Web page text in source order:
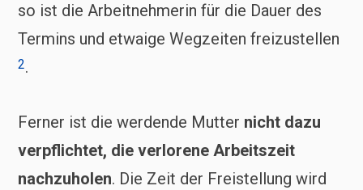
so ist die Arbeitnehmerin für die Dauer des
Termins und etwaige Wegzeiten freizustellen
2.
Ferner ist die werdende Mutter nicht dazu
verpflichtet, die verlorene Arbeitszeit
nachzuholen. Die Zeit der Freistellung wird